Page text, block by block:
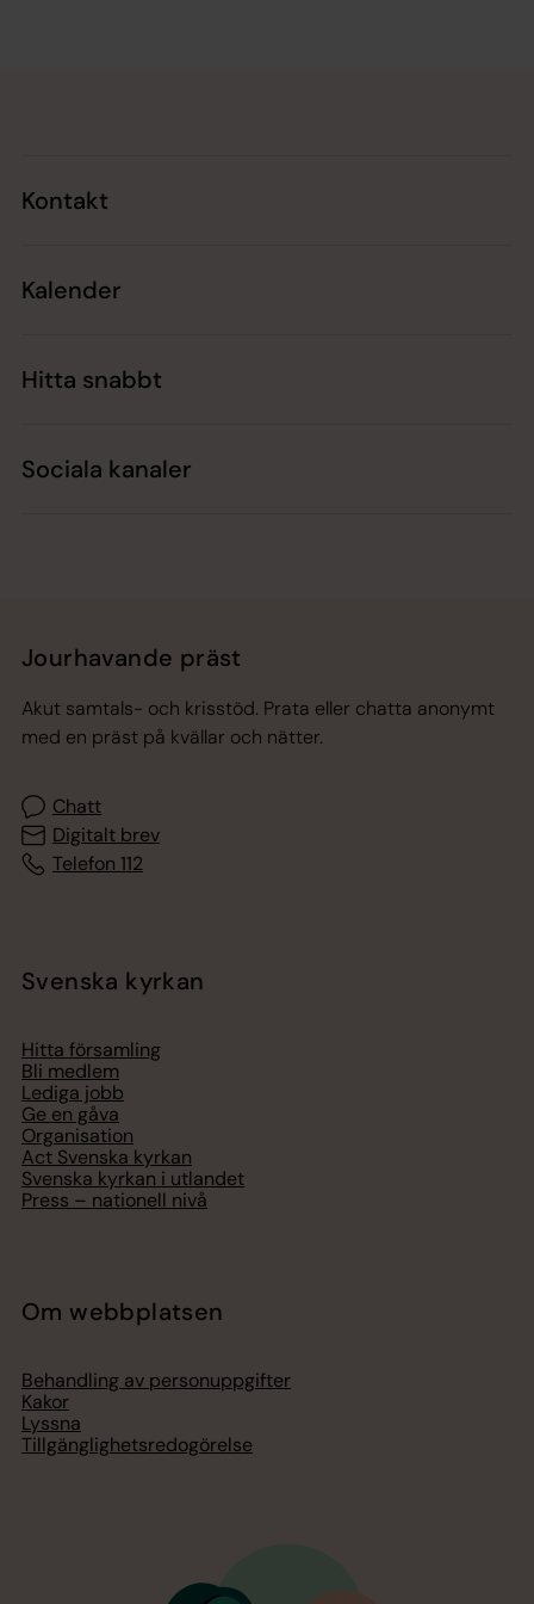
Kontakt
Kalender
Hitta snabbt
Sociala kanaler
Jourhavande präst
Akut samtals- och krisstöd. Prata eller chatta anonymt
med en präst på kvällar och nätter.
Chatt
Digitalt brev
Telefon 112
Svenska kyrkan
Hitta församling
Bli medlem
Lediga jobb
Ge en gåva
Organisation
Act Svenska kyrkan
Svenska kyrkan i utlandet
Press – nationell nivå
Om webbplatsen
Behandling av personuppgifter
Kakor
Lyssna
Tillgänglighetsredogörelse